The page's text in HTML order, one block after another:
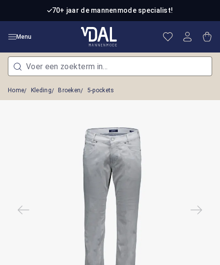
Ga naar de hoofdinhoud70+ jaar de mannenmode specialist!
Menu Je hebt 0
Home Kleding Broeken 5-pockets